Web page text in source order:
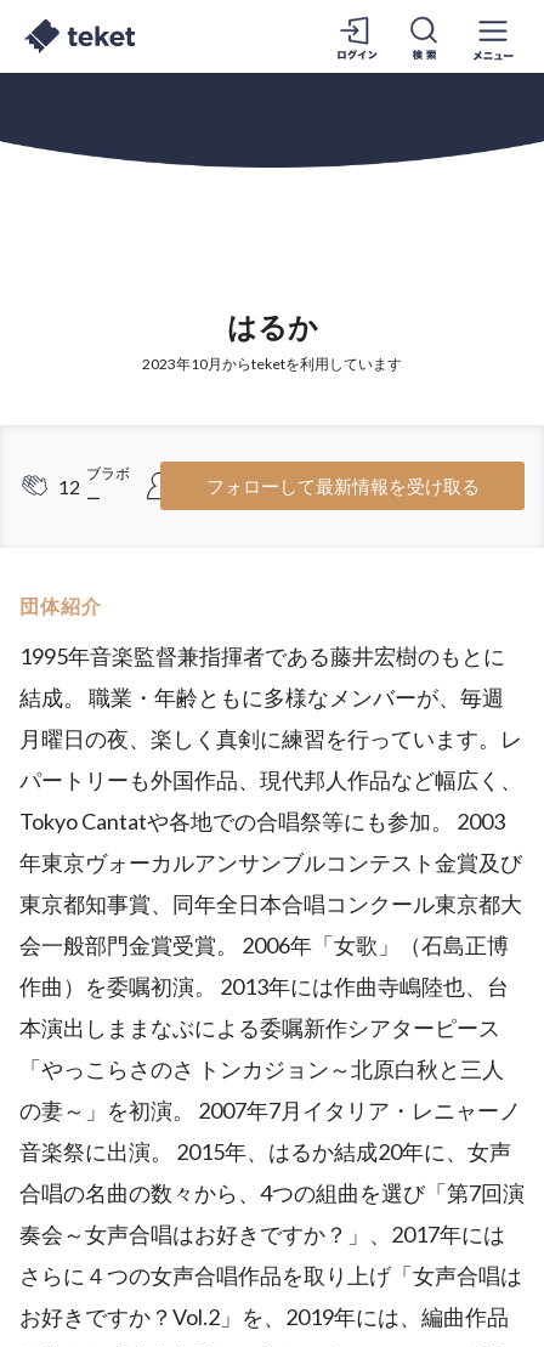
はるか
2023年10月からteketを利用しています
12
ブラボ
ー
ー
フォローして最新情報を受け取る
団体紹介
1995年音楽監督兼指揮者である藤井宏樹のもとに
結成。 職業・年齢ともに多様なメンバーが、毎週
月曜日の夜、楽しく真剣に練習を行っています。レ
パートリーも外国作品、現代邦人作品など幅広く、
Tokyo Cantatや各地での合唱祭等にも参加。 2003
年東京ヴォーカルアンサンブルコンテスト金賞及び
東京都知事賞、同年全日本合唱コンクール東京都大
会一般部門金賞受賞。 2006年「女歌」（石島正博
作曲）を委嘱初演。 2013年には作曲寺嶋陸也、台
本演出しままなぶによる委嘱新作シアターピース
「やっこらさのさ トンカジョン～北原白秋と三人
の妻～」を初演。 2007年7月イタリア・レニャーノ
音楽祭に出演。 2015年、はるか結成20年に、女声
合唱の名曲の数々から、4つの組曲を選び「第7回演
奏会～女声合唱はお好きですか？」、2017年には
さらに４つの女声合唱作品を取り上げ「女声合唱は
お好きですか？Vol.2」を、2019年には、編曲作品